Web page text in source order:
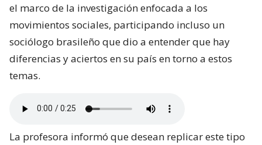
el marco de la investigación enfocada a los
movimientos sociales, participando incluso un
sociólogo brasileño que dio a entender que hay
diferencias y aciertos en su país en torno a estos
temas.
La profesora informó que desean replicar este tipo